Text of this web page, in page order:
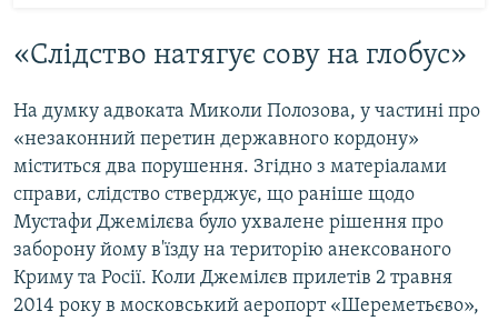
«Слідство натягує сову на глобус»
На думку адвоката Миколи Полозова, у частині про
«незаконний перетин державного кордону»
міститься два порушення. Згідно з матеріалами
справи, слідство стверджує, що раніше щодо
Мустафи Джемілєва було ухвалене рішення про
заборону йому в'їзду на територію анексованого
Криму та Росії. Коли Джемілєв прилетів 2 травня
2014 року в московський аеропорт «Шереметьєво»,